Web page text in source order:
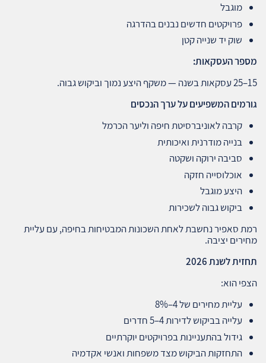
מוגבל
פרויקטים חדשים נבנים בהדרגה
שוק יד שנייה קטן
מספר העסקאות:
15–25 עסקאות בשנה — משקף היצע נמוך וביקוש גבוה.
גורמים המשפיעים על ערך הנכסים
קרבה לאוניברסיטת חיפה וליער הכרמל
בנייה מודרנית ואיכותית
סביבה ירוקה ושקטה
אוכלוסייה חזקה
היצע מוגבל
ביקוש גבוה לשכירות
רמת סאפיר נחשבת לאחת השכונות המבטיחות בחיפה, עם עליית
מחירים יציבה.
תחזית לשנת 2026
הצפי הוא:
עליית מחירים של 4–8%
עלייה בביקוש לדירות 4–5 חדרים
גידול בהתעניינות בפרויקטים יוקרתיים
התחזקות הביקוש מצד משפחות ואנשי אקדמיה